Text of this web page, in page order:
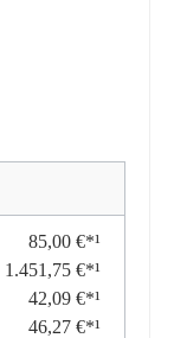
85,00 €*¹
1.451,75 €*¹
42,09 €*¹
46,27 €*¹